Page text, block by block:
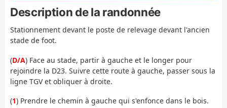
Description de la randonnée
Stationnement devant le poste de relevage devant l'ancien
stade de foot.
(D/A) Face au stade, partir à gauche et le longer pour
rejoindre la D23. Suivre cette route à gauche, passer sous la
ligne TGV et obliquer à droite.
(1) Prendre le chemin à gauche qui s'enfonce dans le bois.